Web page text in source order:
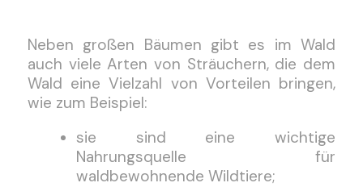
Neben großen Bäumen gibt es im Wald
auch viele Arten von Sträuchern, die dem
Wald eine Vielzahl von Vorteilen bringen,
wie zum Beispiel:
sie sind eine wichtige
Nahrungsquelle für
waldbewohnende Wildtiere;